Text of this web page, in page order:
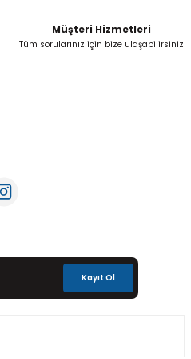
Gönder
Müşteri Hizmetleri
Tüm sorularınız için bize ulaşabilirsiniz
Kayıt Ol